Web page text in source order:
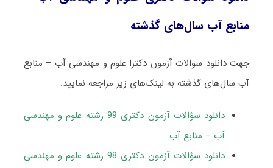
منابع آب سال‌های گذشته
جهت دانلود سوالات آزمون دکترا علوم و مهندسی آب – منابع
آب سال‌های گذشته به لینک‌های زیر مراجعه نمایید.
دانلود سؤالات آزمون دکتری 99 رشته علوم و مهندسی
آب – منابع آب
دانلود سؤالات آزمون دکتری 98 رشته علوم و مهندسی